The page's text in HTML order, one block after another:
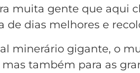
muita gente que aqui
de dias melhores e
minerário gigante, o
também para as